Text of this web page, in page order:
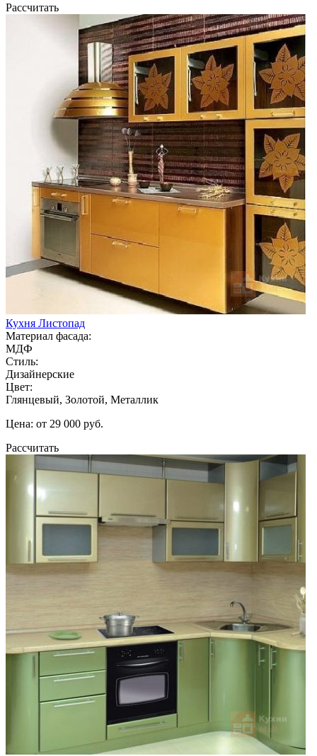
Рассчитать
Кухня Листопад
Материал фасада:
МДФ
Стиль:
Дизайнерские
Цвет:
Глянцевый, Золотой, Металлик
Цена: от 29 000 руб.
Рассчитать